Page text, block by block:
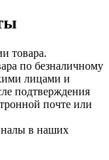
товара.
по безналичному
лицами и
подтверждения
почте или
в наших